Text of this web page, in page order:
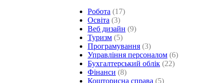
Робота (17)
Освіта (3)
Веб дизайн (9)
Туризм (5)
Програмування (3)
Управління персоналом (6)
Бухгалтерський облік (22)
Фінанси (8)
Кошторисна справа (5)